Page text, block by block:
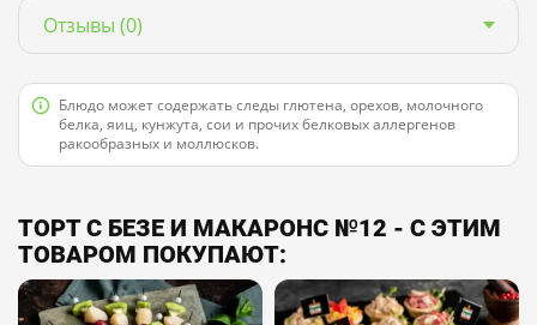
Отзывы (0)
Блюдо может содержать следы глютена, орехов, молочного
белка, яиц, кунжута, сои и прочих белковых аллергенов
ракообразных и моллюсков.
ТОРТ С БЕЗЕ И МАКАРОНС №12 - С ЭТИМ
ТОВАРОМ ПОКУПАЮТ: